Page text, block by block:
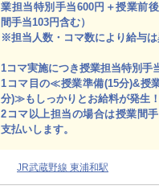
業担当特別手当600円＋授業前
間手当103円含む）
※担当人数・コマ数により給与は
1コマ実施につき授業担当特別手
1コマ目の≪授業準備(15分)&授
分)≫もしっかりとお給料が発生
2コマ以上担当の場合は授業間
支払いします。
JR武蔵野線 東浦和駅